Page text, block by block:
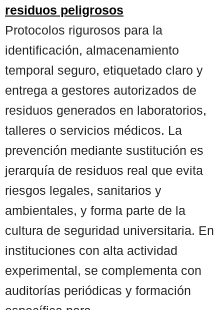
residuos peligrosos
Protocolos rigurosos para la
identificación, almacenamiento
temporal seguro, etiquetado claro y
entrega a gestores autorizados de
residuos generados en laboratorios,
talleres o servicios médicos. La
prevención mediante sustitución es
jerarquía de residuos real que evita
riesgos legales, sanitarios y
ambientales, y forma parte de la
cultura de seguridad universitaria. En
instituciones con alta actividad
experimental, se complementa con
auditorías periódicas y formación